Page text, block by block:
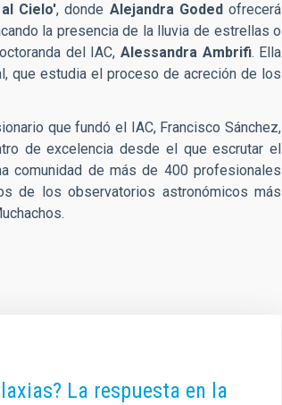
Cielo', donde Alejandra Godedofrecerá
la presencia de la lluvia de estrellas o
del IAC, Alessandra Ambrifi. Ella
que estudia el proceso de acreción de los
que fundó el IAC, Francisco Sánchez,
de excelencia desde el que escrutar el
comunidad de más de 400 profesionales
de los observatorios astronómicos más
.
La respuesta en la